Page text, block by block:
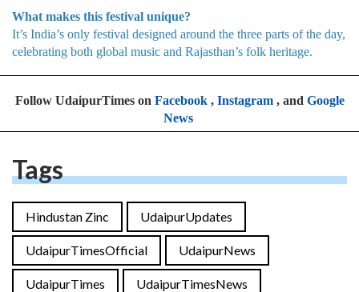
What makes this festival unique?
It’s India’s only festival designed around the three parts of the day,
celebrating both global music and Rajasthan’s folk heritage.
Follow UdaipurTimes on Facebook, Instagram, and Google
News
Tags
Hindustan Zinc UdaipurUpdates
UdaipurTimesOfficial UdaipurNews
UdaipurTimes UdaipurTimesNews